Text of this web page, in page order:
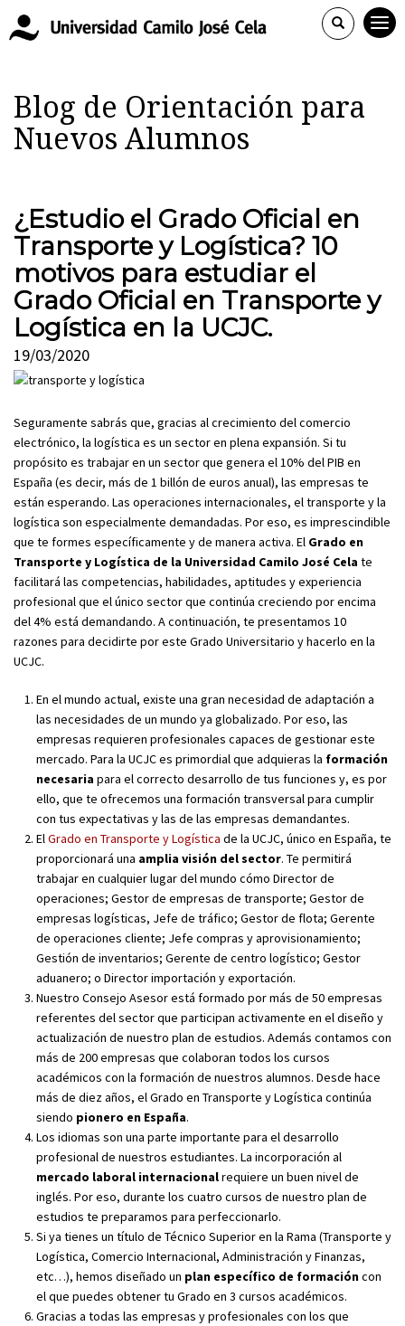
Blog de Orientación para
Nuevos Alumnos
¿Estudio el Grado Oficial en
Transporte y Logística? 10
motivos para estudiar el
Grado Oficial en Transporte y
Logística en la UCJC.
19/03/2020
Seguramente sabrás que, gracias al crecimiento del comercio
electrónico, la logística es un sector en plena expansión. Si tu
propósito es trabajar en un sector que genera el 10% del PIB en
España (es decir, más de 1 billón de euros anual), las empresas te
están esperando. Las operaciones internacionales, el transporte y la
logística son especialmente demandadas. Por eso, es imprescindible
que te formes específicamente y de manera activa. El Grado en
Transporte y Logística de la Universidad Camilo José Cela te
facilitará las competencias, habilidades, aptitudes y experiencia
profesional que el único sector que continúa creciendo por encima
del 4% está demandando. A continuación, te presentamos 10
razones para decidirte por este Grado Universitario y hacerlo en la
UCJC.
En el mundo actual, existe una gran necesidad de adaptación a
las necesidades de un mundo ya globalizado. Por eso, las
empresas requieren profesionales capaces de gestionar este
mercado. Para la UCJC es primordial que adquieras la formación
necesaria para el correcto desarrollo de tus funciones y, es por
ello, que te ofrecemos una formación transversal para cumplir
con tus expectativas y las de las empresas demandantes.
ElGrado en Transporte y Logística de la UCJC, único en España, te
proporcionará una amplia visión del sector. Te permitirá
trabajar en cualquier lugar del mundo cómo Director de
operaciones; Gestor de empresas de transporte; Gestor de
empresas logísticas, Jefe de tráfico; Gestor de flota; Gerente
de operaciones cliente; Jefe compras y aprovisionamiento;
Gestión de inventarios; Gerente de centro logístico; Gestor
aduanero; o Director importación y exportación.
Nuestro Consejo Asesor está formado por más de 50 empresas
referentes del sector que participan activamente en el diseño y
actualización de nuestro plan de estudios. Además contamos con
más de 200 empresas que colaboran todos los cursos
académicos con la formación de nuestros alumnos. Desde hace
más de diez años, el Grado en Transporte y Logística continúa
siendo pionero en España.
Los idiomas son una parte importante para el desarrollo
profesional de nuestros estudiantes. La incorporación al
mercado laboral internacionalrequiere un buen nivel de
inglés. Por eso, durante los cuatro cursos de nuestro plan de
estudios te preparamos para perfeccionarlo.
Si ya tienes un título de Técnico Superior en la Rama (Transporte y
Logística, Comercio Internacional, Administración y Finanzas,
etc…), hemos diseñado un plan específico de formacióncon
el que puedes obtener tu Grado en 3 cursos académicos.
Gracias a todas las empresas y profesionales con los que